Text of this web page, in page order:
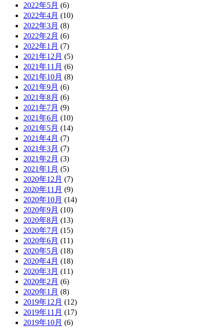
2022年5月 (6)
2022年4月 (10)
2022年3月 (8)
2022年2月 (6)
2022年1月 (7)
2021年12月 (5)
2021年11月 (6)
2021年10月 (8)
2021年9月 (6)
2021年8月 (6)
2021年7月 (9)
2021年6月 (10)
2021年5月 (14)
2021年4月 (7)
2021年3月 (7)
2021年2月 (3)
2021年1月 (5)
2020年12月 (7)
2020年11月 (9)
2020年10月 (14)
2020年9月 (10)
2020年8月 (13)
2020年7月 (15)
2020年6月 (11)
2020年5月 (18)
2020年4月 (18)
2020年3月 (11)
2020年2月 (6)
2020年1月 (8)
2019年12月 (12)
2019年11月 (17)
2019年10月 (6)